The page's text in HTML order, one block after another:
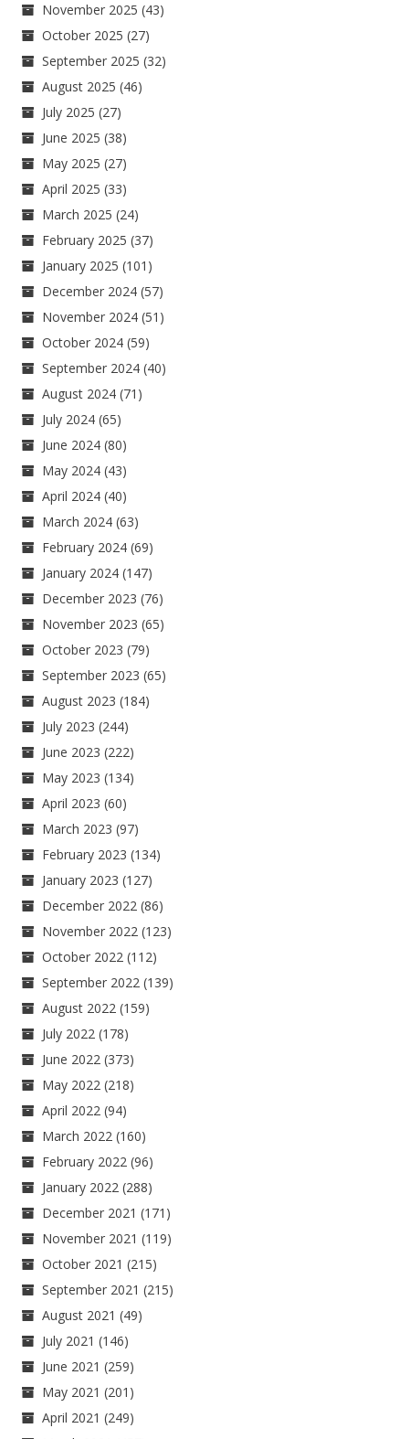
November 2025 (43)
October 2025 (27)
September 2025 (32)
August 2025 (46)
July 2025 (27)
June 2025 (38)
May 2025 (27)
April 2025 (33)
March 2025 (24)
February 2025 (37)
January 2025 (101)
December 2024 (57)
November 2024 (51)
October 2024 (59)
September 2024 (40)
August 2024 (71)
July 2024 (65)
June 2024 (80)
May 2024 (43)
April 2024 (40)
March 2024 (63)
February 2024 (69)
January 2024 (147)
December 2023 (76)
November 2023 (65)
October 2023 (79)
September 2023 (65)
August 2023 (184)
July 2023 (244)
June 2023 (222)
May 2023 (134)
April 2023 (60)
March 2023 (97)
February 2023 (134)
January 2023 (127)
December 2022 (86)
November 2022 (123)
October 2022 (112)
September 2022 (139)
August 2022 (159)
July 2022 (178)
June 2022 (373)
May 2022 (218)
April 2022 (94)
March 2022 (160)
February 2022 (96)
January 2022 (288)
December 2021 (171)
November 2021 (119)
October 2021 (215)
September 2021 (215)
August 2021 (49)
July 2021 (146)
June 2021 (259)
May 2021 (201)
April 2021 (249)